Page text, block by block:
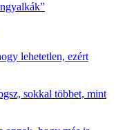
lehetetlen, ezért
sokkal többet, mint